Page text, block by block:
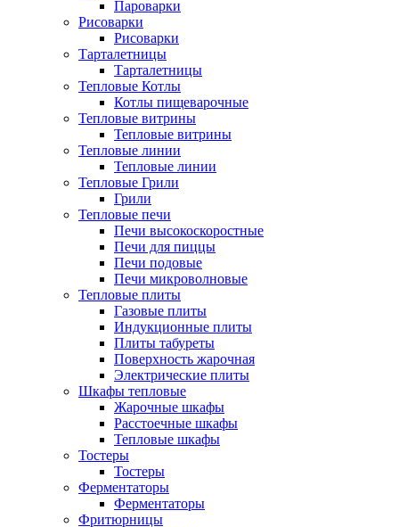
Пароварки
Рисоварки
Рисоварки
Тарталетницы
Тарталетницы
Тепловые Котлы
Котлы пищеварочные
Тепловые витрины
Тепловые витрины
Тепловые линии
Тепловые линии
Тепловые Грили
Грили
Тепловые печи
Печи высокоскоростные
Печи для пиццы
Печи подовые
Печи микроволновые
Тепловые плиты
Газовые плиты
Индукционные плиты
Плиты табуреты
Поверхность жарочная
Электрические плиты
Шкафы тепловые
Жарочные шкафы
Расстоечные шкафы
Тепловые шкафы
Тостеры
Тостеры
Ферментаторы
Ферментаторы
Фритюрницы